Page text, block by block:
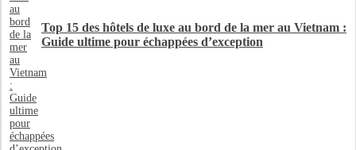
Top 15 des hôtels de luxe au bord de la mer au Vietnam :
Guide ultime pour échappées d’exception